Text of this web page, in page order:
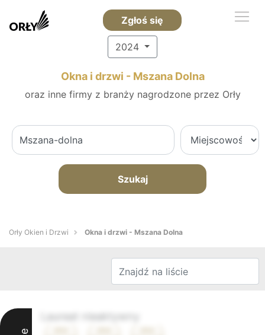
Zgłoś się
2024
Okna i drzwi - Mszana Dolna
oraz inne firmy z branży nagrodzone przez Orły
Szukaj
Orły Okien i Drzwi Okna i drzwi - Mszana Dolna